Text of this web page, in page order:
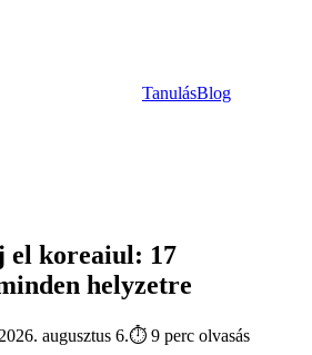
TanulásBlog
el koreaiul: 17
helyzetre
augusztus 6.⏱ 9 perc olvasás